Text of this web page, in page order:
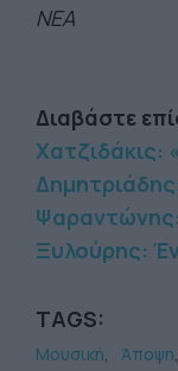
ΝΕΑ
Διαβάστε
Χατζιδάκις:
Ψαραντώνης:
Ξυλούρης:
TAGS:
Μουσική Άποψη